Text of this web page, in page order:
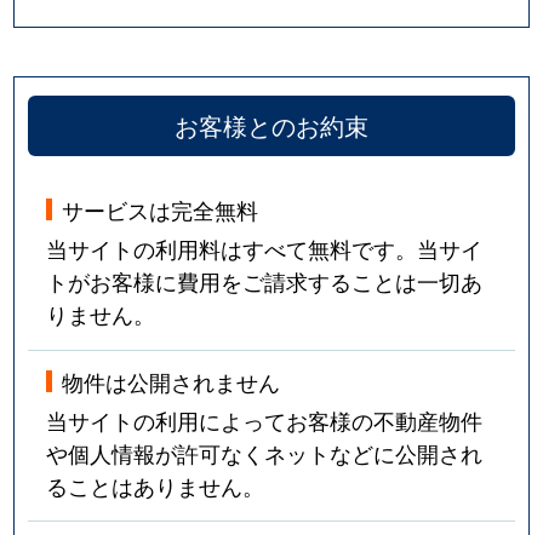
お客様とのお約束
サービスは完全無料
当サイトの利用料はすべて無料です。当サイ
トがお客様に費用をご請求することは一切あ
りません。
物件は公開されません
当サイトの利用によってお客様の不動産物件
や個人情報が許可なくネットなどに公開され
ることはありません。